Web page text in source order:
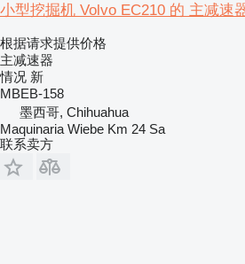
小型挖掘机 Volvo EC210 的 主减速
根据请求提供价格
主减速器
情况 新
MBEB-158
墨西哥, Chihuahua
Maquinaria Wiebe Km 24 Sa
联系卖方